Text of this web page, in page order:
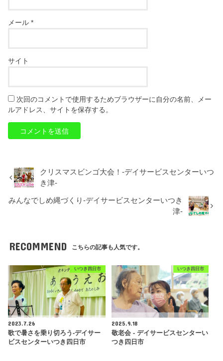
メール*
サイト
次回のコメントで使用するためブラウザーに自分の名前、メー
ルアドレス、サイトを保存する。
クリスマスビンゴ大会！-デイサービスセンターいつ
き津-
みんなでしめ縄づくり-デイサービスセンターいつき
津-
RECOMMEND こちらの記事も人気です。
いつき四日市
2023.7.26
歌で暑さを乗り切ろう-デイサー
ビスセンターいつき四日市
いつき四日市
2025.9.18
敬老会 - デイサービスセンターい
つき四日市